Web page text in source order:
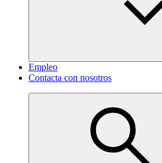
Empleo
Contacta con nosotros